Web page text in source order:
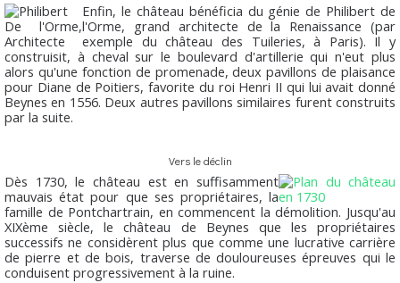
Enfin, le château bénéficia du génie de Philibert de
l'Orme, grand architecte de la Renaissance (par
exemple du château des Tuileries, à Paris). Il y
construisit, à cheval sur le boulevard d'artillerie qui n'eut plus
alors qu'une fonction de promenade, deux pavillons de plaisance
pour Diane de Poitiers, favorite du roi Henri II qui lui avait donné
Beynes en 1556. Deux autres pavillons similaires furent construits
par la suite.
Vers le déclin
Dès 1730, le château est en suffisamment
mauvais état pour que ses propriétaires, la
famille de Pontchartrain, en commencent la démolition. Jusqu'au
XIXème siècle, le château de Beynes que les propriétaires
successifs ne considèrent plus que comme une lucrative carrière
de pierre et de bois, traverse de douloureuses épreuves qui le
conduisent progressivement à la ruine.